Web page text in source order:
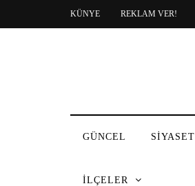
KÜNYE REKLAM VER!
GÜNCEL SİYASET
İLÇELER